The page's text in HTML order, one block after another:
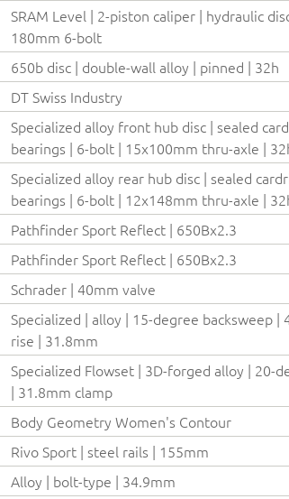
SRAM Level | 2-piston caliper | hydraulic
180mm 6-bolt
650b disc | double-wall alloy | pinned | 32h
DT Swiss Industry
Specialized alloy front hub disc | sealed
bearings | 6-bolt | 15x100mm thru-axle |
Specialized alloy rear hub disc | sealed
bearings | 6-bolt | 12x148mm thru-axle |
Pathfinder Sport Reflect | 650Bx2.3
Pathfinder Sport Reflect | 650Bx2.3
Schrader | 40mm valve
Specialized | alloy | 15-degree backsweep |
rise | 31.8mm
Specialized Flowset | 3D-forged alloy | 20-
| 31.8mm clamp
Body Geometry Women's Contour
Rivo Sport | steel rails | 155mm
Alloy | bolt-type | 34.9mm